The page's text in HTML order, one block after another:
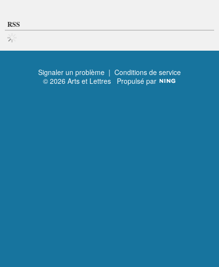
RSS
Signaler un problème | Conditions de service
© 2026 Arts et Lettres Propulsé par